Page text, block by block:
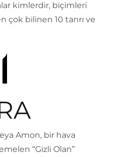
kimlerdir, biçimleri
çok bilinen 10 tanrı ve
Amon, bir hava
“Gizli Olan”